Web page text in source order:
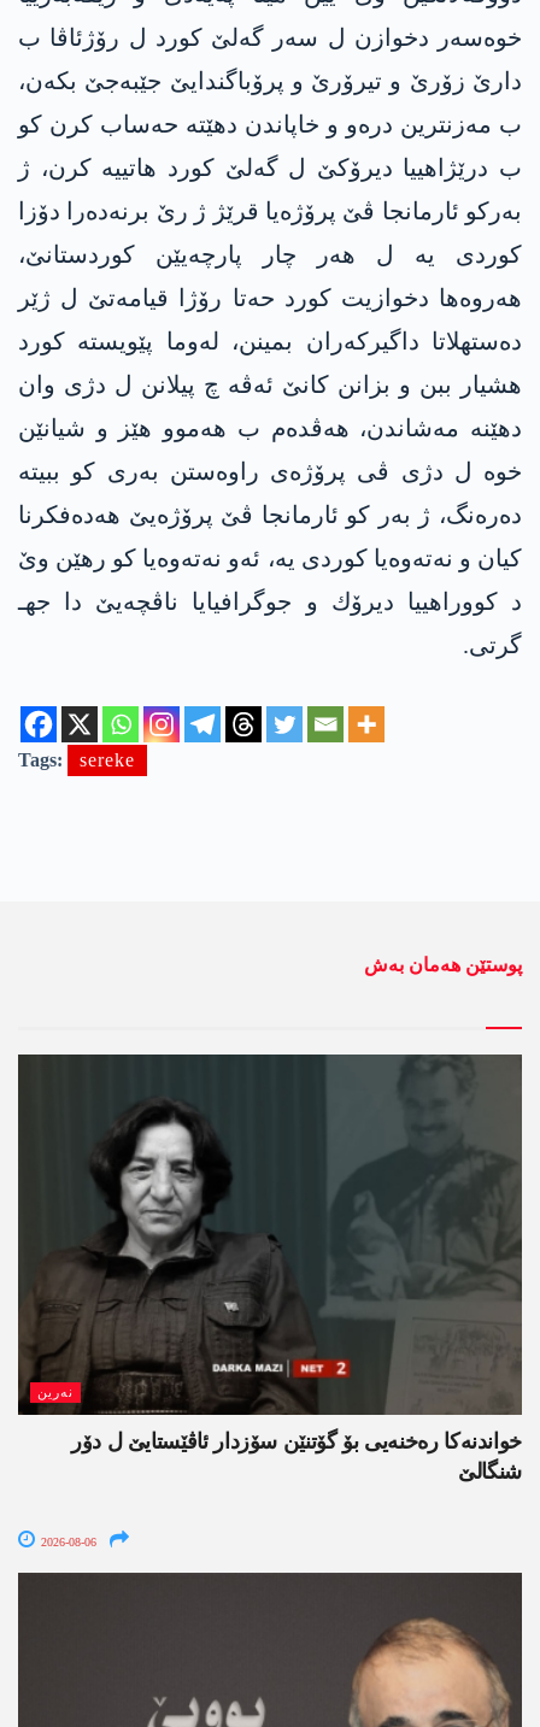
خوه‌سه‌ر دخوازن ل سه‌ر گه‌لێ كورد ل رۆژئاڤا ب
دارێ زۆرێ و تیرۆرێ و پرۆباگندایێ جێبەجێ بکەن،
ب مه‌زنترین دره‌و و خاپاندن دهێتە حه‌ساب كرن كو
ب درێژاهییا دیرۆكێ ل گه‌لێ كورد هاتییە كرن، ژ
به‌ركو ئارمانجا ڤێ پرۆژه‌یا قرێژ ژ رێ برنەدەرا دۆزا
كوردی یه‌ ل هه‌ر چار پا‌رچه‌یێن كوردستانێ،
هه‌روه‌ها دخوازیت‌ كورد حه‌تا رۆژا قیامه‌تێ ل ژێر
ده‌ستهلاتا داگیركه‌ران بمینن، له‌وما پێویسته‌ كورد
هشیار ببن و بزانن کانێ ئه‌ڤە چ پیلانن ل دژی وان
دهێنه‌ مه‌شاندن، هه‌ڤده‌م ب هه‌موو هێز و شیانێن
خوه‌ ل دژی ڤی پرۆژه‌ی راوەستن به‌ری كو ببیتە
ده‌ره‌نگ، ژ به‌ر كو ئارمانجا ڤێ پرۆژه‌یێ هەدەفکرنا
كیان و نه‌ته‌وه‌یا كوردی یه‌‌، ئه‌و نه‌ته‌وه‌یا كو رهێن وێ
د كووراهییا دیرۆك و جوگرافیایا ناڤچه‌یێ دا جهـ
گرتی‌‌.
Tags: sereke
پوستێن ھەمان بەش
نەرین
خواندنه‌كا رەخنەیی بۆ گۆتنێن سۆزدار ئاڤێستایێ ل دۆر
شنگالێ
2026-08-06